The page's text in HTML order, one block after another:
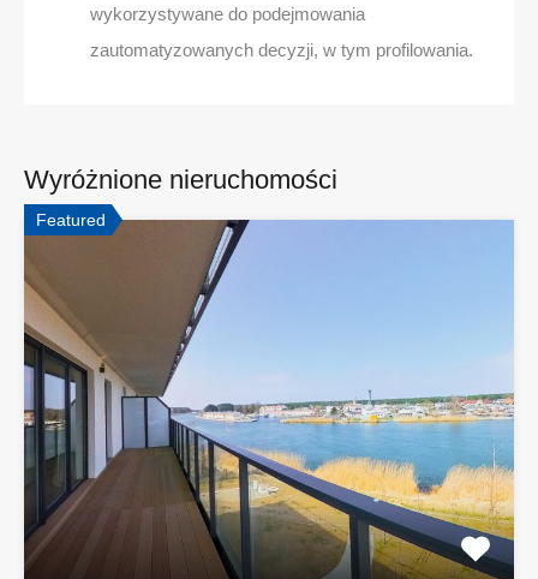
wykorzystywane do podejmowania
zautomatyzowanych decyzji, w tym profilowania.
Wyróżnione nieruchomości
Featured